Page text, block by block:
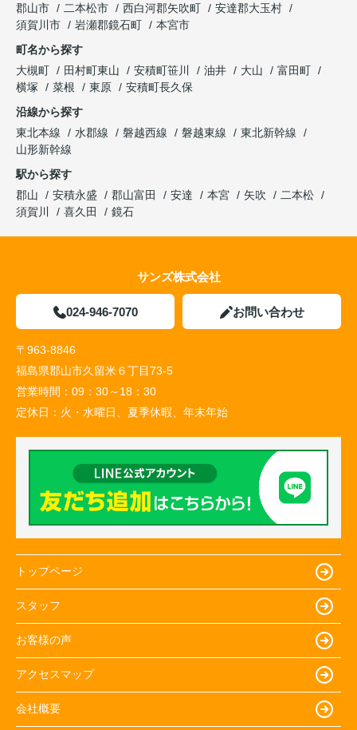
郡山市
二本松市 西白河郡矢吹町
安達郡大玉村
須賀川市
岩瀬郡鏡石町
本宮市
町名から探す
大槻町
田村町東山 安積町笹川 油井 大山
富田町
横塚
菜根 東原
安積町長久保
沿線から探す
東北本線
水郡線 磐越西線 磐越東線
東北新幹線
山形新幹線
駅から探す
郡山
安積永盛 郡山富田 安達 本宮 矢吹
二本松
須賀川
喜久田 鏡石
サンズ株式会社
024-946-7070 お問い合わせ
〒963-8846
福島県郡山市久留米６丁目73-5
営業時間： 09：30～18：30
定休日： 火・水曜日、夏季休暇、年末年始
トップページ
スタッフ
お客様の声
アクセスマップ
会社概要